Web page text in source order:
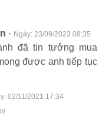
- Ngày: 23/09/2023 08:35
đã tin tưởng mua
được anh tiếp tục
02/11/2021 17:34